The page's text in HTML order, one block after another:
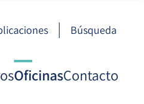
Búsqueda
OficinasContacto